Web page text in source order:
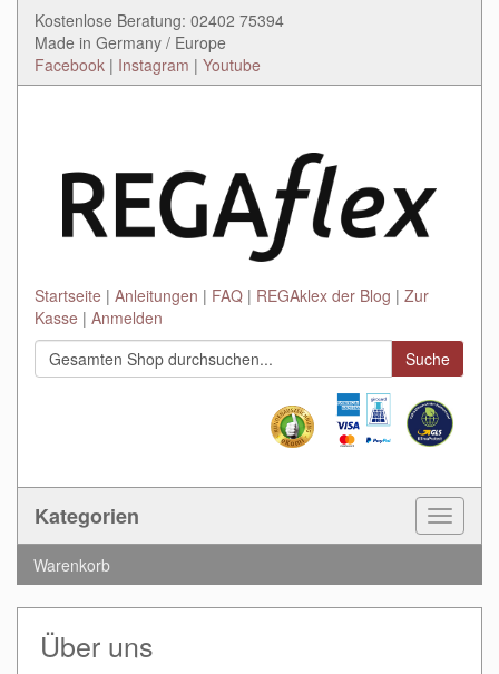
Kostenlose Beratung: 02402 75394
Made in Germany / Europe
Facebook | Instagram | Youtube
Startseite Anleitungen FAQ REGAklex der Blog
Zur
Kasse
Anmelden
Suche
Kategorien
Toggle
Warenkorb
Über uns